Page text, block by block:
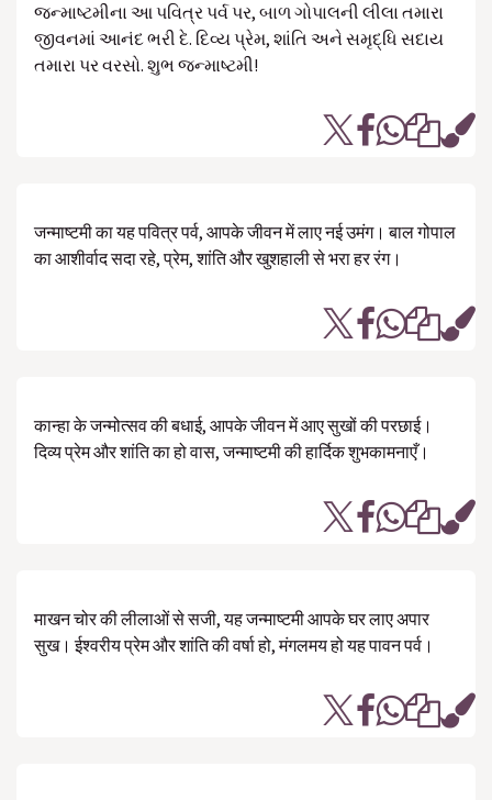
જન્માષ્ટમીના આ પવિત્ર પર્વ પર, બાળ ગોપાલની લીલા તમારા
જીવનમાં આનંદ ભરી દે. દિવ્ય પ્રેમ, શાંતિ અને સમૃદ્ધિ સદાય
તમારા પર વરસો. શુભ જન્માષ્ટમી!
जन्माष्टमी का यह पवित्र पर्व, आपके जीवन में लाए नई उमंग। बाल गोपाल
का आशीर्वाद सदा रहे, प्रेम, शांति और खुशहाली से भरा हर रंग।
कान्हा के जन्मोत्सव की बधाई, आपके जीवन में आए सुखों की परछाई।
दिव्य प्रेम और शांति का हो वास, जन्माष्टमी की हार्दिक शुभकामनाएँ।
माखन चोर की लीलाओं से सजी, यह जन्माष्टमी आपके घर लाए अपार
सुख। ईश्वरीय प्रेम और शांति की वर्षा हो, मंगलमय हो यह पावन पर्व।